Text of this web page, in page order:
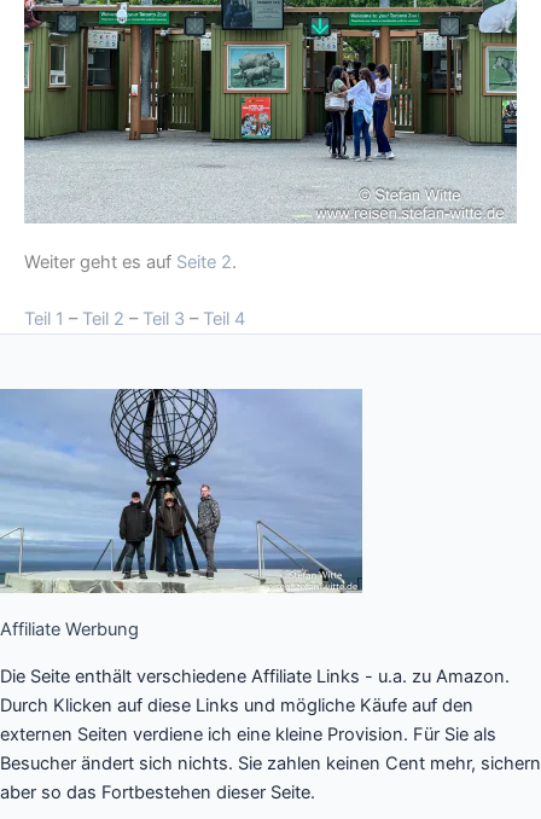
Weiter geht es auf Seite 2.
Teil 1 – Teil 2 – Teil 3 – Teil 4
Affiliate Werbung
Die Seite enthält verschiedene Affiliate Links - u.a. zu Amazon.
Durch Klicken auf diese Links und mögliche Käufe auf den
externen Seiten verdiene ich eine kleine Provision. Für Sie als
Besucher ändert sich nichts. Sie zahlen keinen Cent mehr, sichern
aber so das Fortbestehen dieser Seite.